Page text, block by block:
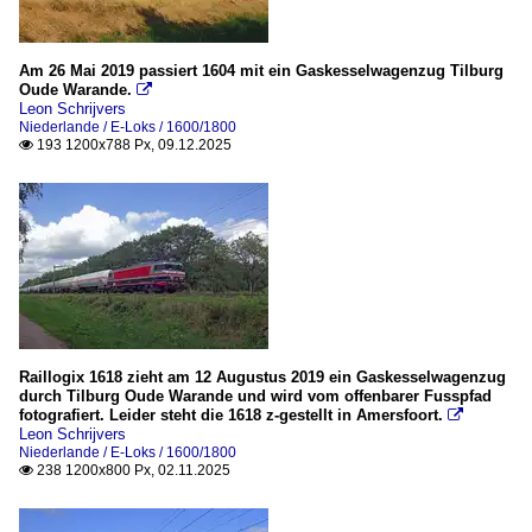
Am 26 Mai 2019 passiert 1604 mit ein Gaskesselwagenzug Tilburg
Oude Warande. 
Leon Schrijvers
Niederlande / E-Loks / 1600/1800
 193 1200x788 Px, 09.12.2025
Raillogix 1618 zieht am 12 Augustus 2019 ein Gaskesselwagenzug
durch Tilburg Oude Warande und wird vom offenbarer Fusspfad
fotografiert. Leider steht die 1618 z-gestellt in Amersfoort. 
Leon Schrijvers
Niederlande / E-Loks / 1600/1800
 238 1200x800 Px, 02.11.2025